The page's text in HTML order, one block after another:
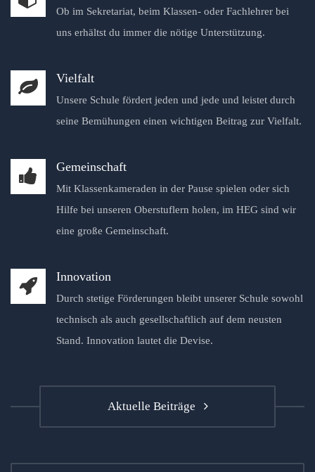
Ob im Sekretariat, beim Klassen- oder Fachlehrer bei
uns erhältst du immer die nötige Unterstützung.
Vielfalt
Unsere Schule fördert jeden und jede und leistet durch
seine Bemühungen einen wichtigen Beitrag zur Vielfalt.
Gemeinschaft
Mit Klassenkameraden in der Pause spielen oder sich
Hilfe bei unseren Oberstuflern holen, im HEG sind wir
eine große Gemeinschaft.
Innovation
Durch stetige Förderungen bleibt unserer Schule sowohl
technisch als auch gesellschaftlich auf dem neusten
Stand. Innovation lautet die Devise.
Aktuelle Beiträge